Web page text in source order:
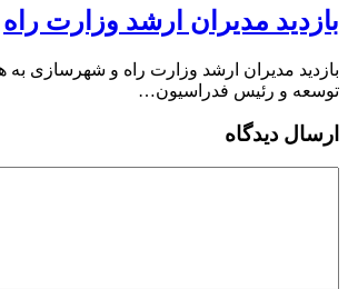
بازدید مدیران ارشد وزارت راه
بازدید مدیران ارشد وزارت راه و شهرسازی
توسعه و رئیس فدراسیون…
ارسال دیدگاه